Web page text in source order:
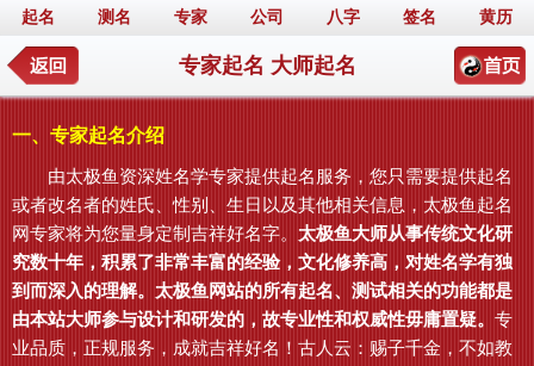
起名 测名 专家 公司 八字 签名 黄历
专家起名 大师起名
一、专家起名介绍
由太极鱼资深姓名学专家提供起名服务，您只需要提供起名
或者改名者的姓氏、性别、生日以及其他相关信息，太极鱼起名
网专家将为您量身定制吉祥好名字。 太极鱼大师从事传统文化研
究数十年，积累了非常丰富的经验，文化修养高，对姓名学有独
到而深入的理解。太极鱼网站的所有起名、测试相关的功能都是
由本站大师参与设计和研发的，故专业性和权威性毋庸置疑。 专
业品质，正规服务，成就吉祥好名！古人云：赐子千金，不如教